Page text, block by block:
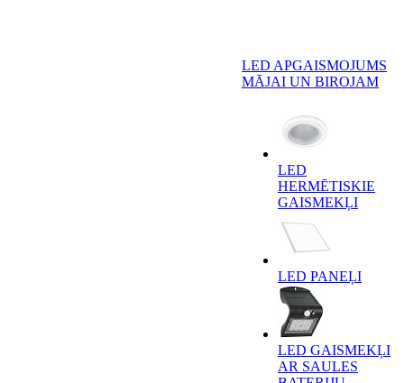
LED APGAISMOJUMS
MĀJAI UN BIROJAM
LED
HERMĒTISKIE
GAISMEKĻI
LED PANEĻI
LED GAISMEKĻI
AR SAULES